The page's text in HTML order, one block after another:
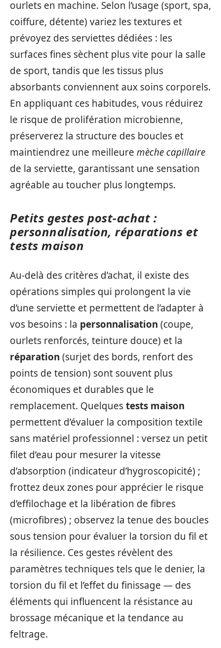
ourlets en machine. Selon l’usage (sport, spa,
coiffure, détente) variez les textures et
prévoyez des serviettes dédiées : les
surfaces fines sèchent plus vite pour la salle
de sport, tandis que les tissus plus
absorbants conviennent aux soins corporels.
En appliquant ces habitudes, vous réduirez
le risque de prolifération microbienne,
préserverez la structure des boucles et
maintiendrez une meilleure mèche capillaire
de la serviette, garantissant une sensation
agréable au toucher plus longtemps.
Petits gestes post‑achat :
personnalisation, réparations et
tests maison
Au-delà des critères d’achat, il existe des
opérations simples qui prolongent la vie
d’une serviette et permettent de l’adapter à
vos besoins : la personnalisation (coupe,
ourlets renforcés, teinture douce) et la
réparation (surjet des bords, renfort des
points de tension) sont souvent plus
économiques et durables que le
remplacement. Quelquestests maison
permettent d’évaluer la composition textile
sans matériel professionnel : versez un petit
filet d’eau pour mesurer la vitesse
d’absorption (indicateur d’hygroscopicité) ;
frottez deux zones pour apprécier le risque
d’effilochage et la libération de fibres
(microfibres) ; observez la tenue des boucles
sous tension pour évaluer la torsion du fil et
la résilience. Ces gestes révèlent des
paramètres techniques tels que le denier, la
torsion du fil et l’effet du finissage — des
éléments qui influencent la résistance au
brossage mécanique et la tendance au
feltrage.